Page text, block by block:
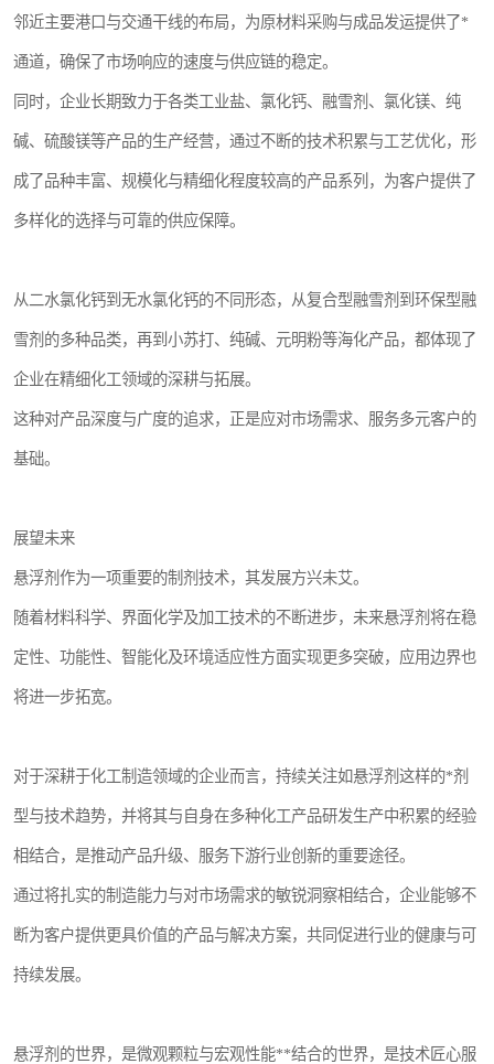
邻近主要港口与交通干线的布局，为原材料采购与成品发运提供了*
通道，确保了市场响应的速度与供应链的稳定。
同时，企业长期致力于各类工业盐、氯化钙、融雪剂、氯化镁、纯
碱、硫酸镁等产品的生产经营，通过不断的技术积累与工艺优化，形
成了品种丰富、规模化与精细化程度较高的产品系列，为客户提供了
多样化的选择与可靠的供应保障。
从二水氯化钙到无水氯化钙的不同形态，从复合型融雪剂到环保型融
雪剂的多种品类，再到小苏打、纯碱、元明粉等海化产品，都体现了
企业在精细化工领域的深耕与拓展。
这种对产品深度与广度的追求，正是应对市场需求、服务多元客户的
基础。
展望未来
悬浮剂作为一项重要的制剂技术，其发展方兴未艾。
随着材料科学、界面化学及加工技术的不断进步，未来悬浮剂将在稳
定性、功能性、智能化及环境适应性方面实现更多突破，应用边界也
将进一步拓宽。
对于深耕于化工制造领域的企业而言，持续关注如悬浮剂这样的*剂
型与技术趋势，并将其与自身在多种化工产品研发生产中积累的经验
相结合，是推动产品升级、服务下游行业创新的重要途径。
通过将扎实的制造能力与对市场需求的敏锐洞察相结合，企业能够不
断为客户提供更具价值的产品与解决方案，共同促进行业的健康与可
持续发展。
悬浮剂的世界，是微观颗粒与宏观性能**结合的世界，是技术匠心服